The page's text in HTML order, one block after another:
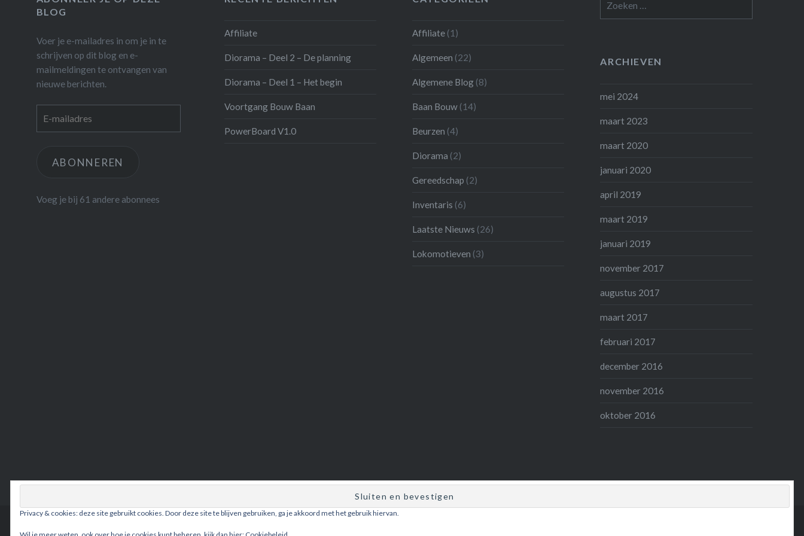
BLOG
Voer je e-mailadres in om je in te
schrijven op dit blog en e-
mailmeldingen te ontvangen van
nieuwe berichten.
ABONNEREN
Voeg je bij 61 andere abonnees
Affiliate
Diorama – Deel 2 – De planning
Diorama – Deel 1 – Het begin
Voortgang Bouw Baan
PowerBoard V1.0
Affiliate (1)
Algemeen (22)
Algemene Blog (8)
Baan Bouw (14)
Beurzen (4)
Diorama (2)
Gereedschap (2)
Inventaris (6)
Laatste Nieuws (26)
Lokomotieven (3)
ARCHIEVEN
mei 2024
maart 2023
maart 2020
januari 2020
april 2019
maart 2019
januari 2019
november 2017
augustus 2017
maart 2017
februari 2017
december 2016
november 2016
oktober 2016
Ondersteund door WordPress
Privacy & cookies: deze site gebruikt cookies. Door deze site te blijven gebruiken, ga je akkoord met het gebruik hiervan.